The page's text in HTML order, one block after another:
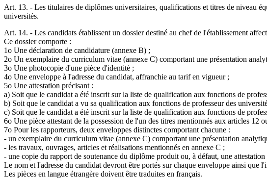
Art. 13. - Les titulaires de diplômes universitaires, qualifications et titres de niveau
universités.
Art. 14. - Les candidats établissent un dossier destiné au chef de l'établissement
Ce dossier comporte :
1o Une déclaration de candidature (annexe B) ;
2o Un exemplaire du curriculum vitae (annexe C) comportant une présentation
3o Une photocopie d'une pièce d'identité ;
4o Une enveloppe à l'adresse du candidat, affranchie au tarif en vigueur ;
5o Une attestation précisant :
a) Soit que le candidat a été inscrit sur la liste de qualification aux fonctions de
b) Soit que le candidat a vu sa qualification aux fonctions de professeur des
c) Soit que le candidat a été inscrit sur la liste de qualification aux fonctions de
6o Une pièce attestant de la possession de l'un des titres mentionnés aux articles 12
7o Pour les rapporteurs, deux enveloppes distinctes comportant chacune :
- un exemplaire du curriculum vitae (annexe C) comportant une présentation
- les travaux, ouvrages, articles et réalisations mentionnés en annexe C ;
- une copie du rapport de soutenance du diplôme produit ou, à défaut, une
Le nom et l'adresse du candidat devront être portés sur chaque enveloppe ainsi
Les pièces en langue étrangère doivent être traduites en français.